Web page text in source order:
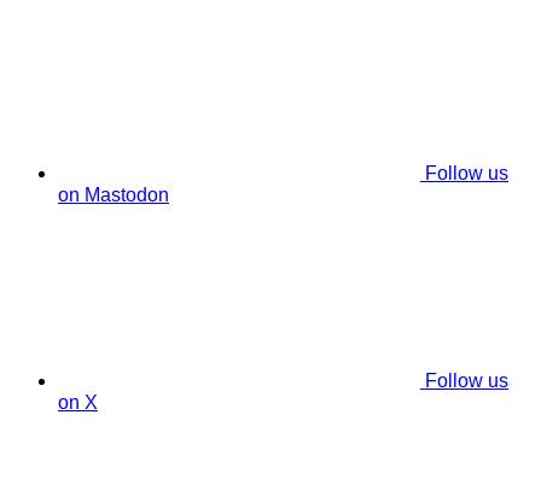
Follow us
on Mastodon
Follow us
on X